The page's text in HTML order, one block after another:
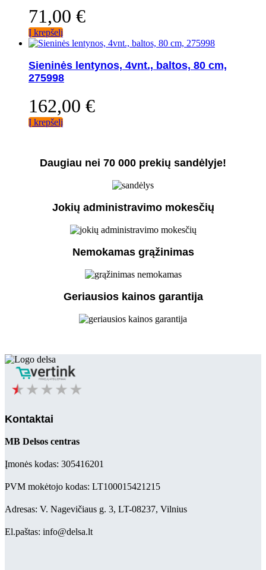
71,00 €
Į krepšelį
Sieninės lentynos, 4vnt., baltos, 80 cm,
275998
162,00 €
Į krepšelį
Daugiau nei 70 000 prekių sandėlyje!
Jokių administravimo mokesčių
Nemokamas grąžinimas
Geriausios kainos garantija
Kontaktai
MB Delsos centras
Įmonės kodas: 305416201
PVM mokėtojo kodas: LT100015421215
Adresas: V. Nagevičiaus g. 3, LT-08237, Vilnius
El.paštas: info@delsa.lt